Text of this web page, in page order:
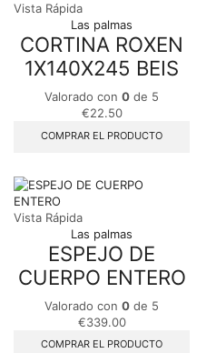
Vista Rápida
Las palmas
CORTINA ROXEN
1X140X245 BEIS
Valorado con 0 de 5
€22.50
COMPRAR EL PRODUCTO
Vista Rápida
Las palmas
ESPEJO DE
CUERPO ENTERO
Valorado con 0 de 5
€339.00
COMPRAR EL PRODUCTO